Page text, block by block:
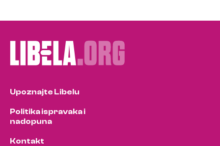
Upoznajte Libelu
Politika ispravaka i
nadopuna
Kontakt